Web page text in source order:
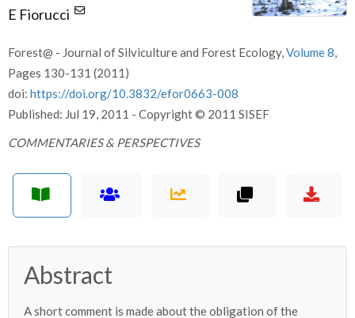
E Fiorucci
Forest@ - Journal of Silviculture and Forest Ecology,Volume 8,
Pages 130-131 (2011)
doi: https://doi.org/10.3832/efor0663-008
Published: Jul 19, 2011 - Copyright © 2011 SISEF
COMMENTARIES & PERSPECTIVES
Abstract
A short comment is made about the obligation of the